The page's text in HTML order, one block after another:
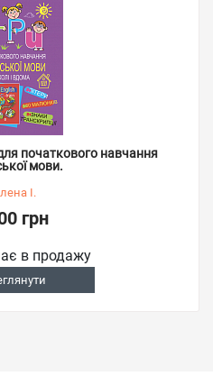
початкового навчання
мови.
І.
грн
в продажу